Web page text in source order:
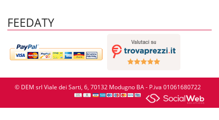
FEEDATY
© DEM srl Viale dei Sarti, 6, 70132 Modugno BA - P.iva 01061680722